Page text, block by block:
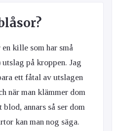
kille som har små
på kroppen. Jag
ett fåtal av utslagen
när man klämmer dom
blod, annars så ser dom
kan man nog säga.